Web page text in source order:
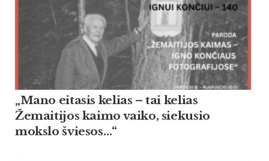
„Mano eitasis kelias – tai kelias
Žemaitijos kaimo vaiko, siekusio
mokslo šviesos…“